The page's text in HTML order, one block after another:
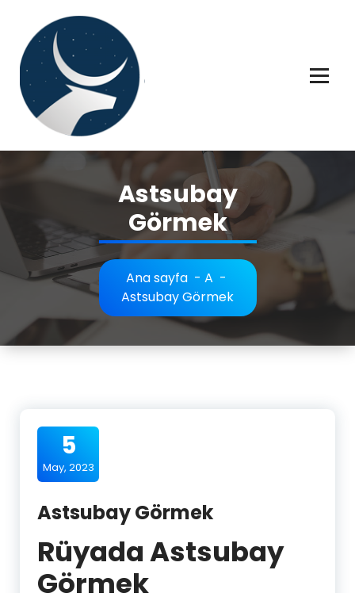
Astsubay
Görmek
Ana sayfa- A -
Astsubay Görmek
5
May, 2023
Astsubay Görmek
Rüyada Astsubay
Görmek